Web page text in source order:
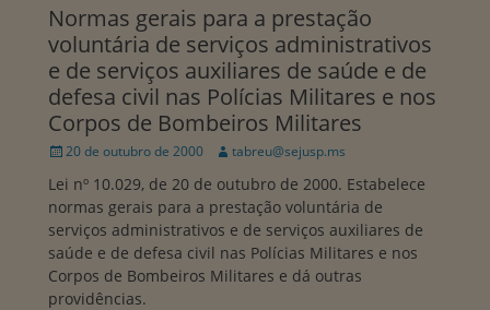
Normas gerais para a prestação
voluntária de serviços administrativos
e de serviços auxiliares de saúde e de
defesa civil nas Polícias Militares e nos
Corpos de Bombeiros Militares
Publicado
20 de outubro de 2000 Autor:
tabreu@sejusp.ms
Lei nº 10.029, de 20 de outubro de 2000. Estabelece
normas gerais para a prestação voluntária de
serviços administrativos e de serviços auxiliares de
saúde e de defesa civil nas Polícias Militares e nos
Corpos de Bombeiros Militares e dá outras
providências.